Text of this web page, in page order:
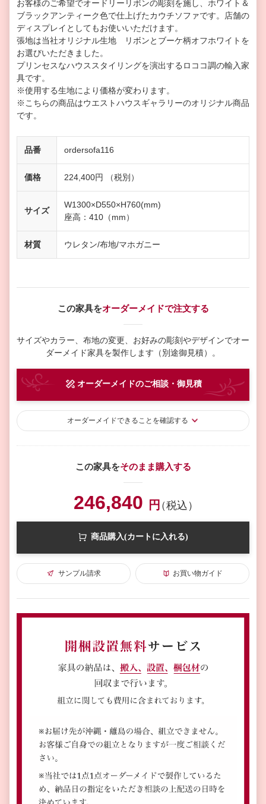
お客様のご希望でオードリーリボンの彫刻を施し、ホワイト＆
ブラックアンティーク色で仕上げたカウチソファです。店舗の
ディスプレイとしてもお使いいただけます。
張地は当社オリジナル生地 リボンとブーケ柄オフホワイトを
お選びいただきました。
プリンセスなハウススタイリングを演出するロココ調の輸入家
具です。
※使用する生地により価格が変わります。
※こちらの商品はウエストハウスギャラリーのオリジナル商品
です。
品番 ordersofa116
価格 224,400円 （税別）
サイズ
W1300×D550×H760(mm)
座高：410（mm）
材質 ウレタン/布地/マホガニー
この家具をオーダーメイドで注文する
サイズやカラー、布地の変更、お好みの彫刻やデザインでオー
ダーメイド家具を製作します（別途御見積）。
オーダーメイドのご相談・御見積
オーダーメイドできることを確認する
この家具をそのまま購入する
246,840 円（税込）
商品購入(カートに入れる)
サンプル請求 お買い物ガイド